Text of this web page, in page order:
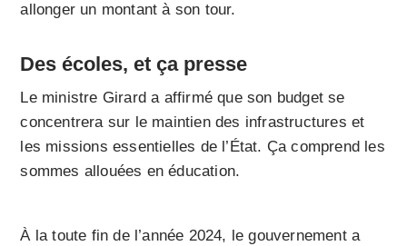
allonger un montant à son tour.
Des écoles, et ça presse
Le ministre Girard a affirmé que son budget se
concentrera sur le maintien des infrastructures et
les missions essentielles de l’État. Ça comprend les
sommes allouées en éducation.
À la toute fin de l’année 2024, le gouvernement a